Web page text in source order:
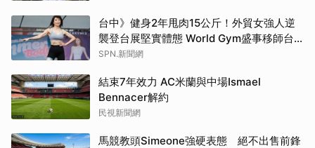
台中》健身2年甩肉15公斤！外貿女強人逆
襲登台展堅實體態 World Gym盛事移師台
中開戰
SPN.新聞網
結束7年效力 AC米蘭與中場Ismael
Bennacer解約
民視新聞網
馬競教頭Simeone強硬表態 絕不出售前鋒